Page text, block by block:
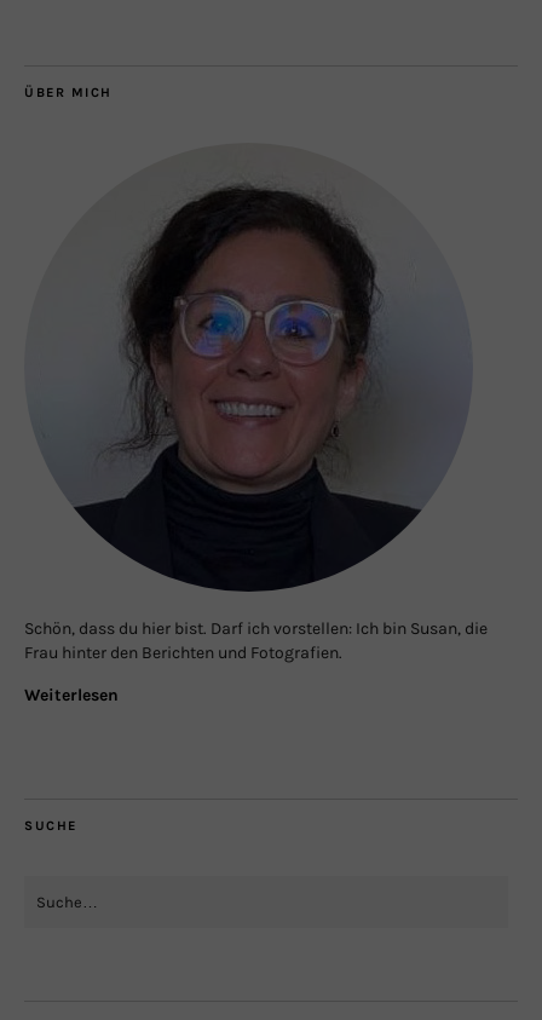
ÜBER MICH
Schön, dass du hier bist. Darf ich vorstellen: Ich bin Susan, die
Frau hinter den Berichten und Fotografien.
Weiterlesen
SUCHE